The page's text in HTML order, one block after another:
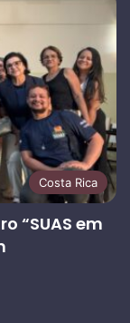
Costa Rica
“SUAS em